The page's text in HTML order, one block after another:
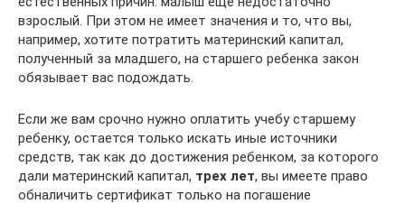
взрослый. При этом не имеет значения и то, что вы,
например, хотите потратить материнский капитал,
полученный за младшего, на старшего ребенка закон
обязывает вас подождать.
Если же вам срочно нужно оплатить учебу старшему
ребенку, остается только искать иные источники
средств, так как до достижения ребенком, за которого
дали материнский капитал, трех лет, вы имеете право
обналичить сертификат только на погашение